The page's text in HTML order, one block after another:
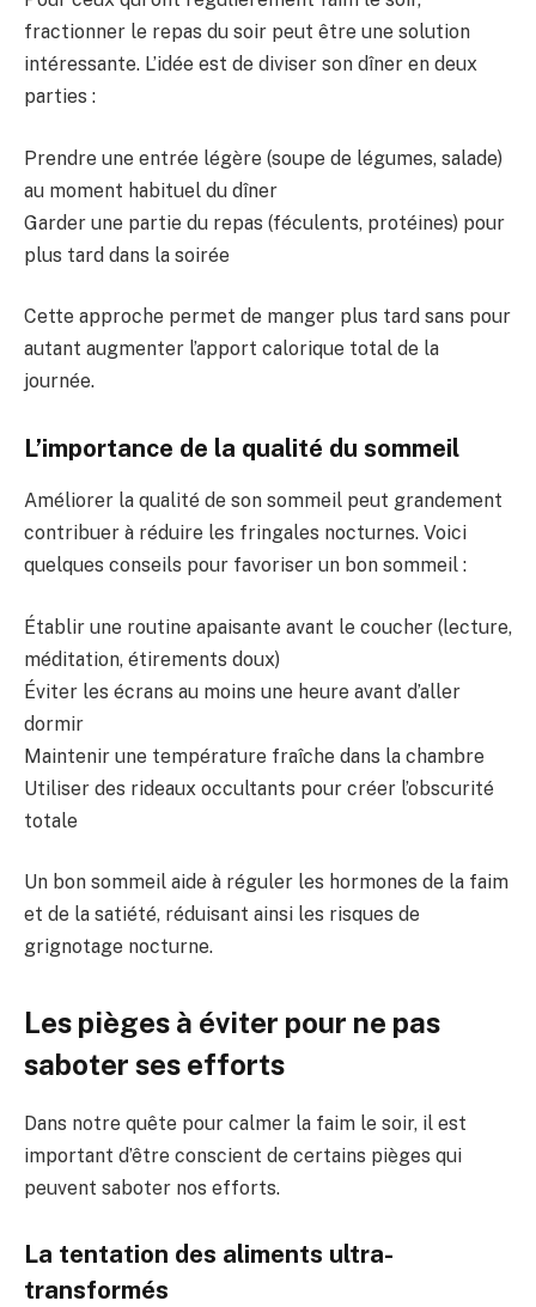
fractionner le repas du soir peut être une solution
intéressante. L’idée est de diviser son dîner en deux
parties :
Prendre une entrée légère (soupe de légumes, salade)
au moment habituel du dîner
Garder une partie du repas (féculents, protéines) pour
plus tard dans la soirée
Cette approche permet de manger plus tard sans pour
autant augmenter l’apport calorique total de la
journée.
L’importance de la qualité du sommeil
Améliorer la qualité de son sommeil peut grandement
contribuer à réduire les fringales nocturnes. Voici
quelques conseils pour favoriser un bon sommeil :
Établir une routine apaisante avant le coucher (lecture,
méditation, étirements doux)
Éviter les écrans au moins une heure avant d’aller
dormir
Maintenir une température fraîche dans la chambre
Utiliser des rideaux occultants pour créer l’obscurité
totale
Un bon sommeil aide à réguler les hormones de la faim
et de la satiété, réduisant ainsi les risques de
grignotage nocturne.
Les pièges à éviter pour ne pas
saboter ses efforts
Dans notre quête pour calmer la faim le soir, il est
important d’être conscient de certains pièges qui
peuvent saboter nos efforts.
La tentation des aliments ultra-
transformés